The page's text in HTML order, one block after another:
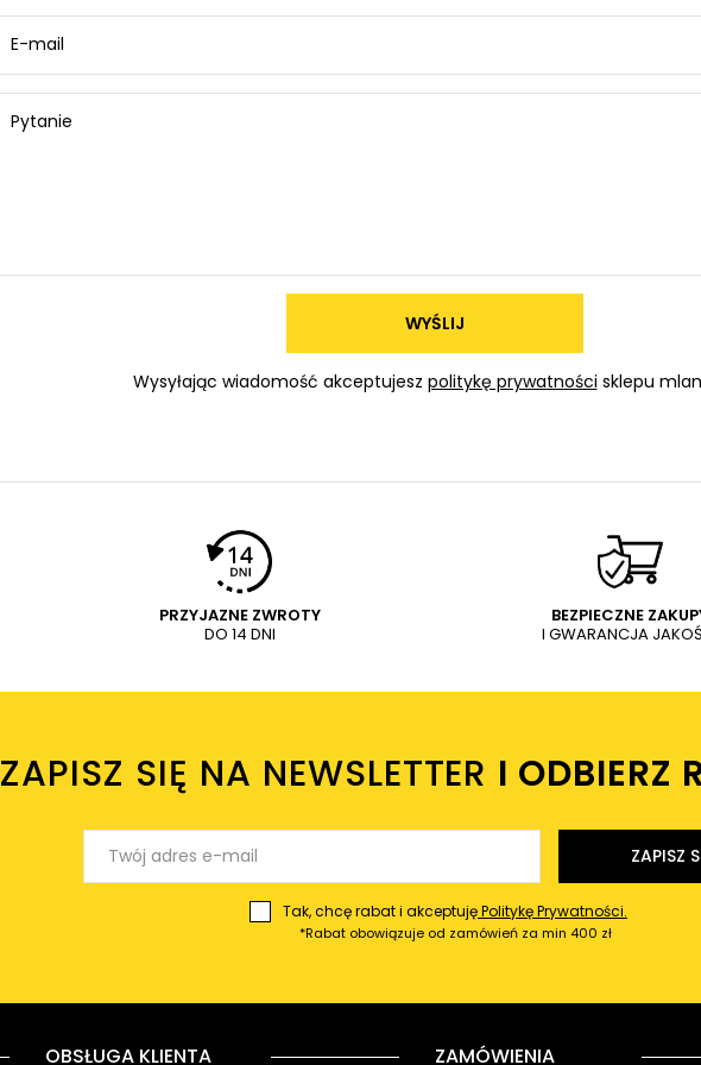
E-mail
Pytanie
WYŚLIJ
Wysyłając wiadomość akceptujesz politykę prywatności sklepu
PRZYJAZNE ZWROTY
DO 14 DNI
BEZPIECZNE
I GWARANCJA
ZAPISZ SIĘ NA NEWSLETTER I ODBIERZ
ZAPISZ
Tak, chcę rabat i akceptujęPolitykę Prywatności.
*Rabat obowiązuje od zamówień za min 400 zł
OBSŁUGA KLIENTA ZAMÓWIENIA